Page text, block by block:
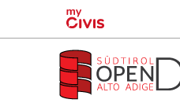
Skip to main content